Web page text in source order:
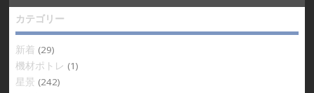
カテゴリー
新着 (29)
機材ポトレ (1)
星景 (242)